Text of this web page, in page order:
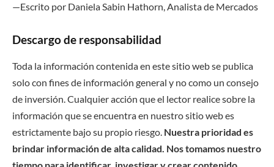
—Escrito por Daniela Sabin Hathorn, Analista de Mercados
Descargo de responsabilidad
Toda la información contenida en este sitio web se publica
solo con fines de información general y no como un consejo
de inversión. Cualquier acción que el lector realice sobre la
información que se encuentra en nuestro sitio web es
estrictamente bajo su propio riesgo. Nuestra prioridad es
brindar información de alta calidad. Nos tomamos nuestro